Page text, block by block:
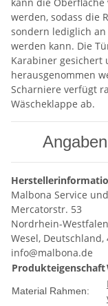
werden, sodass die
sondern lediglich
werden kann. Die
Karabiner gesichert
herausgenommen
Scharniere verfügt
Wäscheklappe ab.
Malbona Service
Mercatorstr. 53
Nordrhein-Westfalen
Wesel, Deutschland,
info@malbona.de
Produkteigenschaft
Material Rahmen: